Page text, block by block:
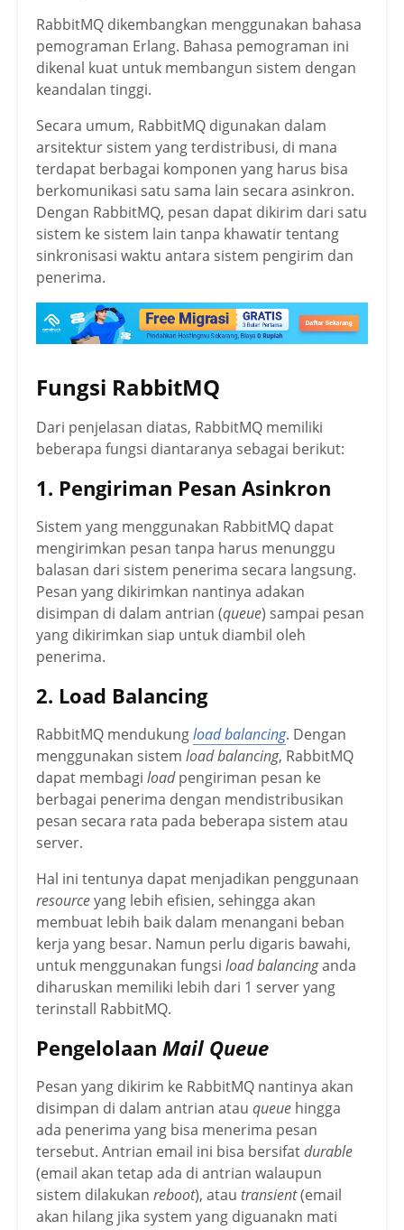
RabbitMQ dikembangkan menggunakan bahasa
pemograman Erlang. Bahasa pemograman ini
dikenal kuat untuk membangun sistem dengan
keandalan tinggi.
Secara umum, RabbitMQ digunakan dalam
arsitektur sistem yang terdistribusi, di mana
terdapat berbagai komponen yang harus bisa
berkomunikasi satu sama lain secara asinkron.
Dengan RabbitMQ, pesan dapat dikirim dari satu
sistem ke sistem lain tanpa khawatir tentang
sinkronisasi waktu antara sistem pengirim dan
penerima.
Fungsi RabbitMQ
Dari penjelasan diatas, RabbitMQ memiliki
beberapa fungsi diantaranya sebagai berikut:
1. Pengiriman Pesan Asinkron
Sistem yang menggunakan RabbitMQ dapat
mengirimkan pesan tanpa harus menunggu
balasan dari sistem penerima secara langsung.
Pesan yang dikirimkan nantinya adakan
disimpan di dalam antrian (queue) sampai pesan
yang dikirimkan siap untuk diambil oleh
penerima.
2. Load Balancing
RabbitMQ mendukungload balancing. Dengan
menggunakan sistem load balancing, RabbitMQ
dapat membagi loadpengiriman pesan ke
berbagai penerima dengan mendistribusikan
pesan secara rata pada beberapa sistem atau
server.
Hal ini tentunya dapat menjadikan penggunaan
resourceyang lebih efisien, sehingga akan
membuat lebih baik dalam menangani beban
kerja yang besar. Namun perlu digaris bawahi,
untuk menggunakan fungsi load balancinganda
diharuskan memiliki lebih dari 1 server yang
terinstall RabbitMQ.
Pengelolaan Mail Queue
Pesan yang dikirim ke RabbitMQ nantinya akan
disimpan di dalam antrian atau queue hingga
ada penerima yang bisa menerima pesan
tersebut. Antrian email ini bisa bersifatdurable
(email akan tetap ada di antrian walaupun
sistem dilakukan reboot), atau transient(email
akan hilang jika system yang diguanakn mati